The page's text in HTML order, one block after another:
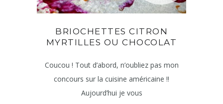
BRIOCHETTES CITRON
MYRTILLES OU CHOCOLAT
Coucou ! Tout d’abord, n’oubliez pas mon
concours sur la cuisine américaine !!
Aujourd’hui je vous